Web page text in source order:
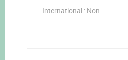
International : Non